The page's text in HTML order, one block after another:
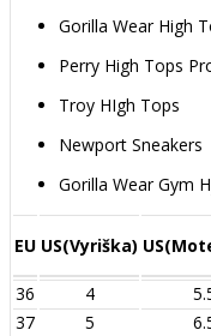
Gorilla Wear High
Perry High Tops
Troy HIgh Tops
Newport Sneakers
Gorilla Wear Gym
EU US(Vyriška)
36 4
37
5